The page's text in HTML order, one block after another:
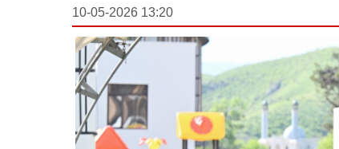
10-05-2026 13:20